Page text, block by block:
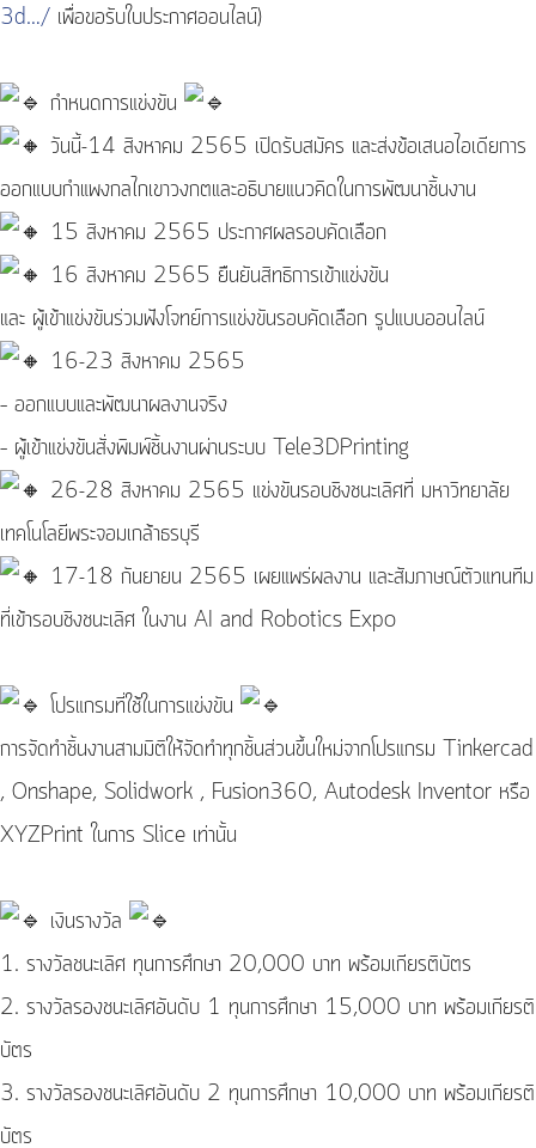
3d…/ เพื่อขอรับใบประกาศออนไลน์)
กำหนดการแข่งขัน
วันนี้-14 สิงหาคม 2565 เปิดรับสมัคร และส่งข้อเสนอไอเดียการ
ออกแบบกำแพงกลไกเขาวงกตและอธิบายแนวคิดในการพัฒนาชิ้นงาน
15 สิงหาคม 2565 ประกาศผลรอบคัดเลือก
16 สิงหาคม 2565 ยืนยันสิทธิการเข้าแข่งขัน
และ ผู้เข้าแข่งขันร่วมฟังโจทย์การแข่งขันรอบคัดเลือก รูปแบบออนไลน์
16-23 สิงหาคม 2565
– ออกแบบและพัฒนาผลงานจริง
– ผู้เข้าแข่งขันสั่งพิมพ์ชิ้นงานผ่านระบบ Tele3DPrinting
26-28 สิงหาคม 2565 แข่งขันรอบชิงชนะเลิศที่ มหาวิทยาลัย
เทคโนโลยีพระจอมเกล้าธรบุรี
17-18 กันยายน 2565 เผยแพร่ผลงาน และสัมภาษณ์ตัวแทนทีม
ที่เข้ารอบชิงชนะเลิศ ในงาน AI and Robotics Expo
โปรแกรมที่ใช้ในการแข่งขัน
การจัดทำชิ้นงานสามมิติให้จัดทำทุกชิ้นส่วนขึ้นใหม่จากโปรแกรม Tinkercad
, Onshape, Solidwork , Fusion360, Autodesk Inventor หรือ
XYZPrint ในการ Slice เท่านั้น
เงินรางวัล
1. รางวัลชนะเลิศ ทุนการศึกษา 20,000 บาท พร้อมเกียรติบัตร
2. รางวัลรองชนะเลิศอันดับ 1 ทุนการศึกษา 15,000 บาท พร้อมเกียรติ
บัตร
3. รางวัลรองชนะเลิศอันดับ 2 ทุนการศึกษา 10,000 บาท พร้อมเกียรติ
บัตร